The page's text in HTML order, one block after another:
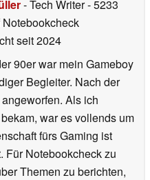
- Tech Writer- 5233
seit 2024
90er war mein Gameboy
Begleiter. Nach der
Als ich
war es vollends um
fürs Gaming ist
Für Notebookcheck zu
Themen zu berichten,